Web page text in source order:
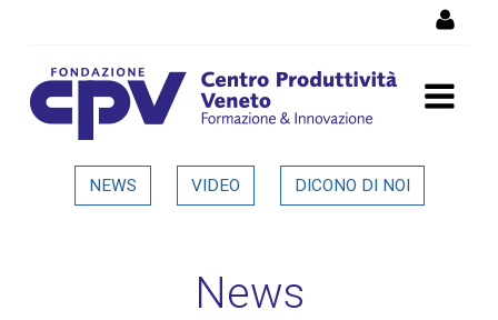
Dettaglio in evidenza
NEWS VIDEO DICONO DI NOI
News